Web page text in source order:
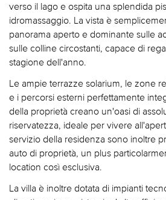
verso il lago e ospita una splendida
idromassaggio. La vista è
panorama aperto e dominante sulle
sulle colline circostanti, capace di
stagione dell'anno.
Le ampie terrazze solarium, le zone
e i percorsi esterni perfettamente
della proprietà creano un'oasi di
riservatezza, ideale per vivere
servizio della residenza sono inoltre
auto di proprietà, un plus
location così esclusiva.
La villa è inoltre dotata di impianti